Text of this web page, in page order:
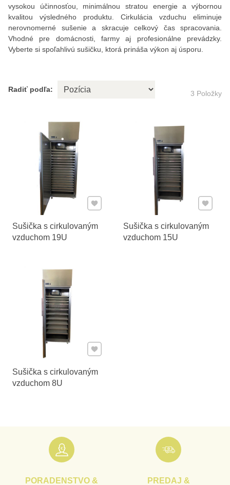
vysokou účinnosťou, minimálnou stratou energie a výbornou
kvalitou výsledného produktu. Cirkulácia vzduchu eliminuje
nerovnomerné sušenie a skracuje celkový čas spracovania.
Vhodné pre domácnosti, farmy aj profesionálne prevádzky.
Vyberte si spoľahlivú sušičku, ktorá prináša výkon aj úsporu.
Radiť podľa: 3 Položky
Sušička s cirkulovaným
vzduchom 19U
Pridať k Obľúbeným
Sušička s cirkulovaným
vzduchom 15U
Pridať
Sušička s cirkulovaným
vzduchom 8U
Pridať k Obľúbeným
PORADENSTVO & PREDAJ &